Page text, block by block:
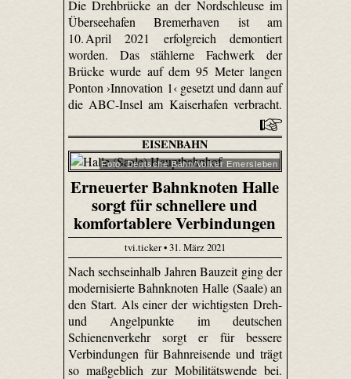
Die Drehbrücke an der Nordschleuse im
Überseehafen Bremerhaven ist am
10. April 2021 erfolgreich demontiert
worden. Das stählerne Fachwerk der
Brücke wurde auf dem 95 Meter langen
Ponton ›Innovation 1‹ gesetzt und dann auf
die ABC-Insel am Kaiserhafen verbracht.
EISENBAHN
Foto: Deutsche Bahn/Volker Emersleben
Erneuerter Bahnknoten Halle
sorgt für schnellere und
komfortablere Verbindungen
tvi.ticker • 31. März 2021
Nach sechseinhalb Jahren Bauzeit ging der
modernisierte Bahnknoten Halle (Saale) an
den Start. Als einer der wichtigsten Dreh-
und Angelpunkte im deutschen
Schienenverkehr sorgt er für bessere
Verbindungen für Bahnreisende und trägt
so maßgeblich zur Mobilitätswende bei.